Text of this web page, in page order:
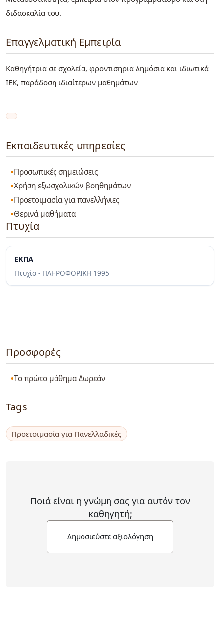
διδασκαλία του.
Επαγγελματική Εμπειρία
Καθηγήτρια σε σχολεία, φροντισηρια Δημόσια και ιδιωτικά
ΙΕΚ, παράδοση ιδιαίτερων μαθημάτων.
Εκπαιδευτικές υπηρεσίες
Προσωπικές σημειώσεις
Χρήση εξωσχολικών βοηθημάτων
Προετοιμασία για πανελλήνιες
Θερινά μαθήματα
Πτυχία
ΕΚΠΑ
Πτυχίο - ΠΛΗΡΟΦΟΡΙΚΗ 1995
Προσφορές
Το πρώτο μάθημα Δωρεάν
Tags
Προετοιμασία για Πανελλαδικές
Ποιά είναι η γνώμη σας για αυτόν τον
καθηγητή;
Δημοσιεύστε αξιολόγηση